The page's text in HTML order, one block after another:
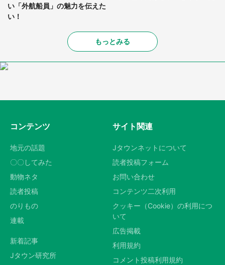
い「外航船員」の魅力を伝えた
い！
もっとみる
コンテンツ
地元の話題
〇〇してみた
動物ネタ
読者投稿
のりもの
連載
新着記事
Jタウン研究所
サイト関連
Jタウンネットについて
読者投稿フォーム
お問い合わせ
コンテンツ二次利用
クッキー（Cookie）の利用につ
いて
広告掲載
利用規約
コメント投稿利用規約